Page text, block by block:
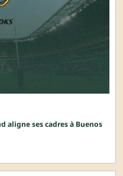
aligne ses cadres à Buenos